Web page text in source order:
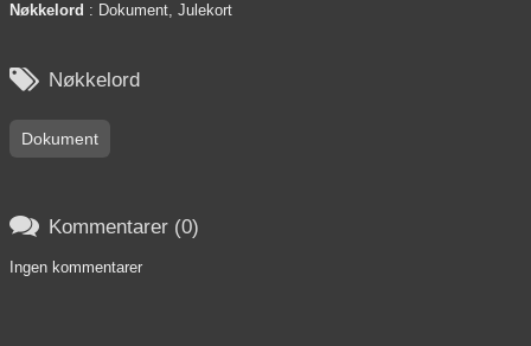
Nøkkelord : Dokument, Julekort
 Nøkkelord
Dokument
 Kommentarer (0)
Ingen kommentarer